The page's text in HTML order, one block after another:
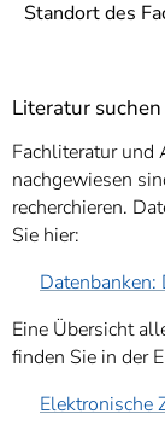
Standort des
Literatur suchen
Fachliteratur und
nachgewiesen
recherchieren.
Sie hier:
Datenbanken:
Eine Übersicht
finden Sie in der
Elektronische